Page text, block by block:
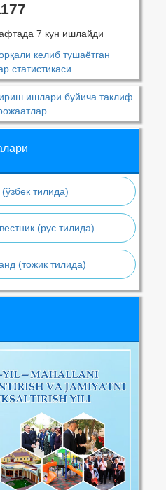
7 кун ишлайди
келиб тушаётган
статистикаси
ишлари буйича таклиф
тилида)
(рус тилида)
(тожик тилида)